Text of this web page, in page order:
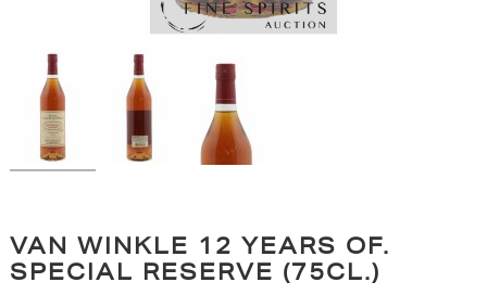
VAN WINKLE 12 YEARS OF.
SPECIAL RESERVE (75CL.)